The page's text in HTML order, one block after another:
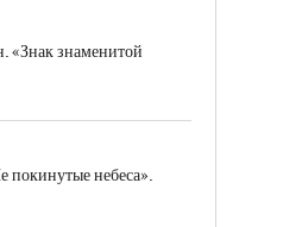
«Знак знаменитой
покинутые небеса».